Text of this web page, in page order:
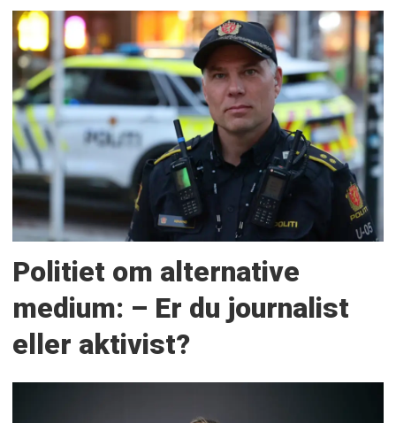
Politiet om alternative
medium: – Er du journalist
eller aktivist?